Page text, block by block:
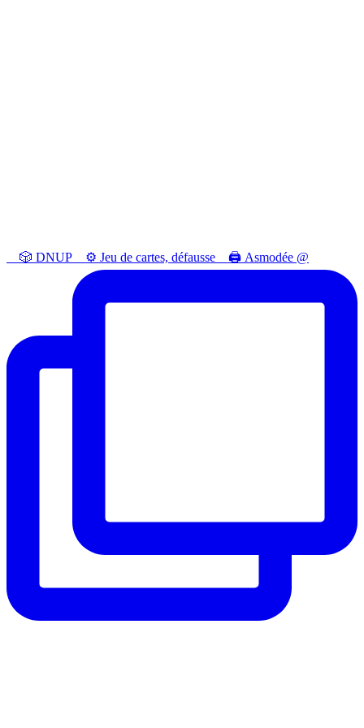
⠀ 🎲 DNUP⠀ ⚙️ Jeu de cartes, défausse⠀ 🖨️ Asmodée @